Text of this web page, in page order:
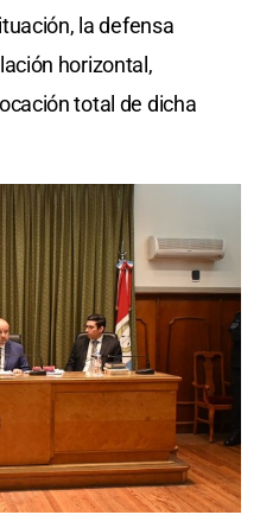
la defensa
horizontal,
total de dicha